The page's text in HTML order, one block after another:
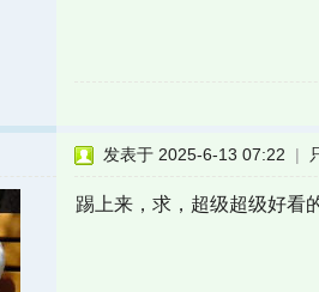
发表于 2025-6-13 07:22 |
踢上来，求，超级超级好看